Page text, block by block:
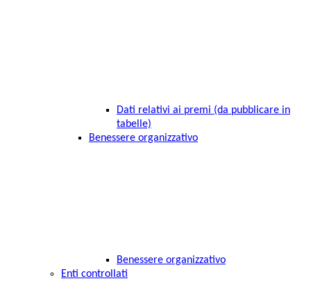
Dati relativi ai premi (da pubblicare in
tabelle)
Benessere organizzativo
Benessere organizzativo
Enti controllati